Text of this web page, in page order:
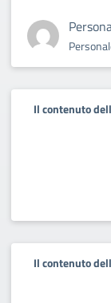
Il contenuto
Il contenuto